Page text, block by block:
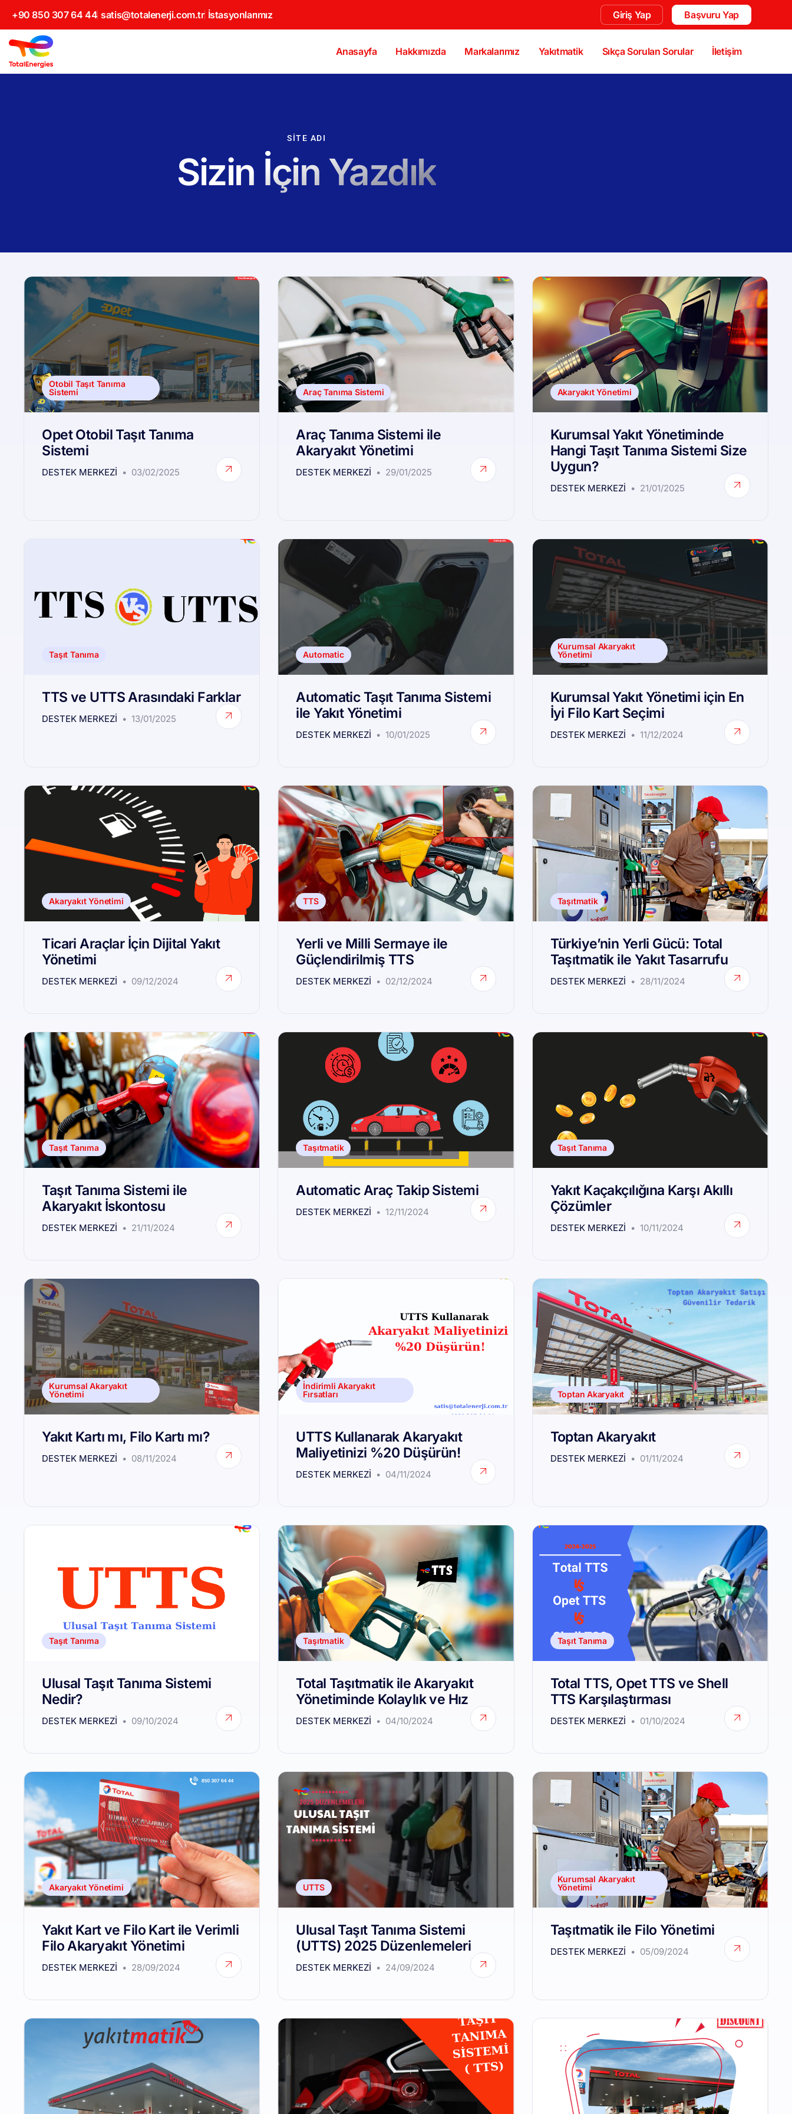
+90 850 307 64 44 satis@totalenerji.com.tr İstasyonlarımız Giriş Yap Başvuru Yap
Anasayfa Hakkımızda Markalarımız Yakıtmatik Sıkça Sorulan Sorular İletişim
SITE ADI
Sizin İçin Yazdık
Otobil Taşıt Tanıma
Sistemi
Opet Otobil Taşıt Tanıma
Sistemi
DESTEK MERKEZI 03/02/2025
Araç Tanıma Sistemi
Araç Tanıma Sistemi ile
Akaryakıt Yönetimi
DESTEK MERKEZI 29/01/2025
Akaryakıt Yönetimi
Kurumsal Yakıt Yönetiminde
Hangi Taşıt Tanıma Sistemi Size
Uygun?
DESTEK MERKEZI 21/01/2025
Taşıt Tanıma
TTS ve UTTS Arasındaki Farklar
DESTEK MERKEZI 13/01/2025
Automatic
Automatic Taşıt Tanıma Sistemi
ile Yakıt Yönetimi
DESTEK MERKEZI 10/01/2025
Kurumsal Akaryakıt
Yönetimi
Kurumsal Yakıt Yönetimi için En
İyi Filo Kart Seçimi
DESTEK MERKEZI 11/12/2024
Akaryakıt Yönetimi
Ticari Araçlar İçin Dijital Yakıt
Yönetimi
DESTEK MERKEZI 09/12/2024
TTS
Yerli ve Milli Sermaye ile
Güçlendirilmiş TTS
DESTEK MERKEZI 02/12/2024
Taşıtmatik
Türkiye’nin Yerli Gücü: Total
Taşıtmatik ile Yakıt Tasarrufu
DESTEK MERKEZI 28/11/2024
Taşıt Tanıma
Taşıt Tanıma Sistemi ile
Akaryakıt İskontosu
DESTEK MERKEZI 21/11/2024
Taşıtmatik
Automatic Araç Takip Sistemi
DESTEK MERKEZI 12/11/2024
Taşıt Tanıma
Yakıt Kaçakçılığına Karşı Akıllı
Çözümler
DESTEK MERKEZI 10/11/2024
Kurumsal Akaryakıt
Yönetimi
Yakıt Kartı mı, Filo Kartı mı?
DESTEK MERKEZI 08/11/2024
İndirimli Akaryakıt
Fırsatları
UTTS Kullanarak Akaryakıt
Maliyetinizi %20 Düşürün!
DESTEK MERKEZI 04/11/2024
Toptan Akaryakıt
Toptan Akaryakıt
DESTEK MERKEZI 01/11/2024
Taşıt Tanıma
Ulusal Taşıt Tanıma Sistemi
Nedir?
DESTEK MERKEZI 09/10/2024
Taşıtmatik
Total Taşıtmatik ile Akaryakıt
Yönetiminde Kolaylık ve Hız
DESTEK MERKEZI 04/10/2024
Taşıt Tanıma
Total TTS, Opet TTS ve Shell
TTS Karşılaştırması
DESTEK MERKEZI 01/10/2024
Akaryakıt Yönetimi
Yakıt Kart ve Filo Kart ile Verimli
Filo Akaryakıt Yönetimi
DESTEK MERKEZI 28/09/2024
UTTS
Ulusal Taşıt Tanıma Sistemi
(UTTS) 2025 Düzenlemeleri
DESTEK MERKEZI 24/09/2024
Kurumsal Akaryakıt
Yönetimi
Taşıtmatik ile Filo Yönetimi
DESTEK MERKEZI 05/09/2024